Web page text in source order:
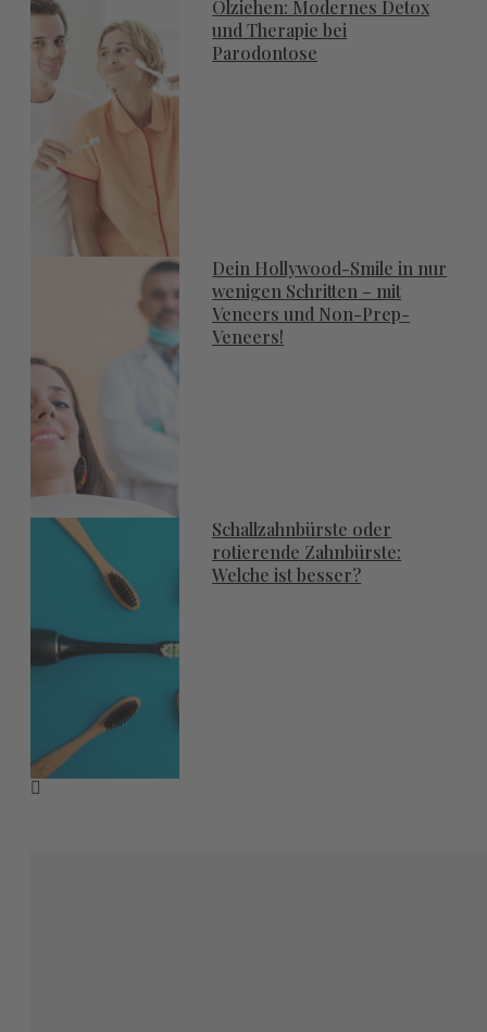
Ölziehen: Modernes Detox
und Therapie bei
Parodontose
Dein Hollywood-Smile in nur
wenigen Schritten – mit
Veneers und Non-Prep-
Veneers!
Schallzahnbürste oder
rotierende Zahnbürste:
Welche ist besser?